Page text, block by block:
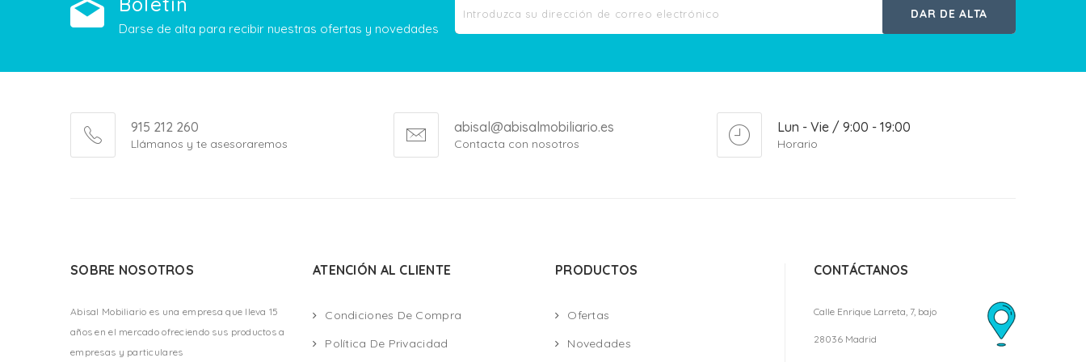
Darse de alta para recibir nuestras ofertas y novedades
DAR DE ALTA
915 212 260
Llámanos y te asesoraremos
abisal@abisalmobiliario.es
Contacta con nosotros
Lun - Vie / 9:00 - 19:00
Horario
SOBRE NOSOTROS
Abisal Mobiliario es una empresa que lleva 15
años en el mercado ofreciendo sus productos a
empresas y particulares
ATENCIÓN AL CLIENTE
Condiciones De Compra
Política De Privacidad
PRODUCTOS
Ofertas
Novedades
CONTÁCTANOS
Calle Enrique Larreta, 7, bajo
28036 Madrid